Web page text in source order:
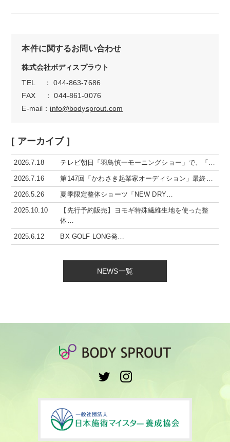
本件に関するお問い合わせ
株式会社ボディスプラウト
TEL ： 044-863-7686
FAX ： 044-861-0076
E-mail： info@bodysprout.com
[ アーカイブ ]
2026.7.18 テレビ朝日「羽鳥慎一モーニングショー」で、「…
2026.7.16 第147回「かわさき起業家オーディション」最終…
2026.5.26 夏季限定整体ショーツ「NEW DRY…
2025.10.10
【先行予約販売】ヨモギ特殊繊維生地を使った整
体…
2025.6.12 BX GOLF LONG発…
NEWS一覧